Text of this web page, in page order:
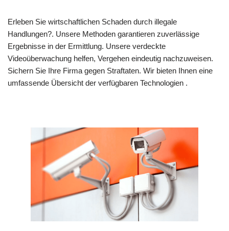
Erleben Sie wirtschaftlichen Schaden durch illegale
Handlungen?. Unsere Methoden garantieren zuverlässige
Ergebnisse in der Ermittlung. Unsere verdeckte
Videoüberwachung helfen, Vergehen eindeutig nachzuweisen.
Sichern Sie Ihre Firma gegen Straftaten. Wir bieten Ihnen eine
umfassende Übersicht der verfügbaren Technologien .